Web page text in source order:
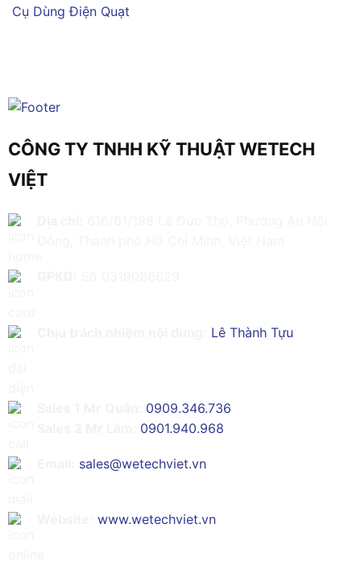
Cụ Dùng Điện Quạt
CÔNG TY TNHH KỸ THUẬT WETECH
VIỆT
Lê Thành Tựu
0909.346.736
0901.940.968
sales@wetechviet.vn
www.wetechviet.vn